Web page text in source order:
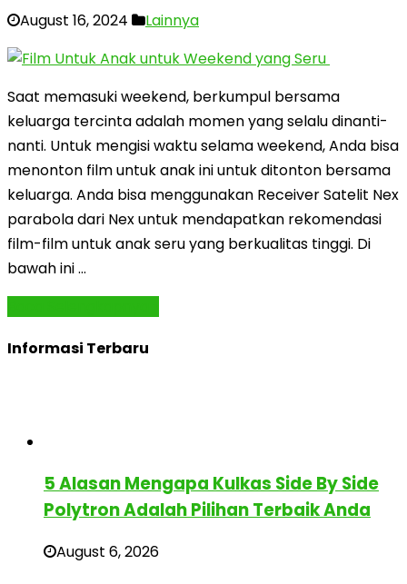
August 16, 2024 Lainnya
Saat memasuki weekend, berkumpul bersama
keluarga tercinta adalah momen yang selalu dinanti-
nanti. Untuk mengisi waktu selama weekend, Anda bisa
menonton film untuk anak ini untuk ditonton bersama
keluarga. Anda bisa menggunakan Receiver Satelit Nex
parabola dari Nex untuk mendapatkan rekomendasi
film-film untuk anak seru yang berkualitas tinggi. Di
bawah ini …
Informasi Terbaru
5 Alasan Mengapa Kulkas Side By Side
Polytron Adalah Pilihan Terbaik Anda
August 6, 2026